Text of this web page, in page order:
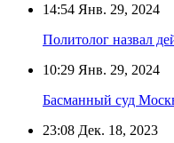
14:54 Янв. 29, 2024
Политолог назвал
10:29 Янв. 29, 2024
Басманный суд
23:08 Дек. 18, 2023